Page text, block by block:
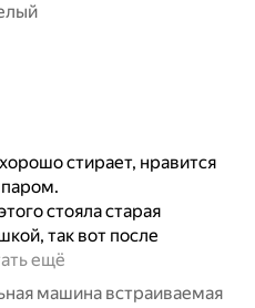
стирает, нравится
стояла старая
так вот после
ещё
машина встраиваемая